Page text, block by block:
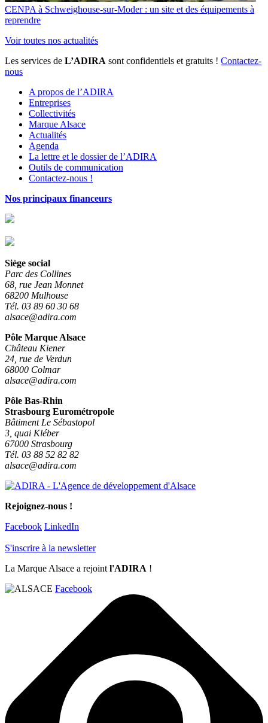
CENPA à Schweighouse-sur-Moder : un site et des équipements à
reprendre
Voir toutes nos actualités
Les services de L’ADIRA sont confidentiels et gratuits ! Contactez-
nous
A propos de l’ADIRA
Entreprises
Collectivités
Marque Alsace
Actualités
Agenda
La lettre et le dossier de l’ADIRA
Outils de communication
Contactez-nous !
Nos principaux financeurs
Siège social
Parc des Collines
68, rue Jean Monnet
68200 Mulhouse
Tél. 03 89 60 30 68
alsace@adira.com
Pôle Marque Alsace
Château Kiener
24, rue de Verdun
68000 Colmar
alsace@adira.com
Pôle Bas-Rhin
Strasbourg Eurométropole
Bâtiment Le Sébastopol
3, quai Kléber
67000 Strasbourg
Tél. 03 88 52 82 82
alsace@adira.com
Rejoignez-nous !
Facebook LinkedIn
S'inscrire à la newsletter
La Marque Alsace a rejoint l'ADIRA !
Facebook